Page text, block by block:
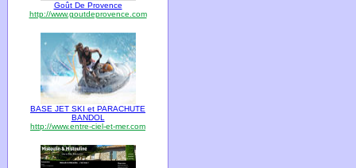
Goût De Provence
http://www.goutdeprovence.com
BASE JET SKI et PARACHUTE
BANDOL
http://www.entre-ciel-et-mer.com